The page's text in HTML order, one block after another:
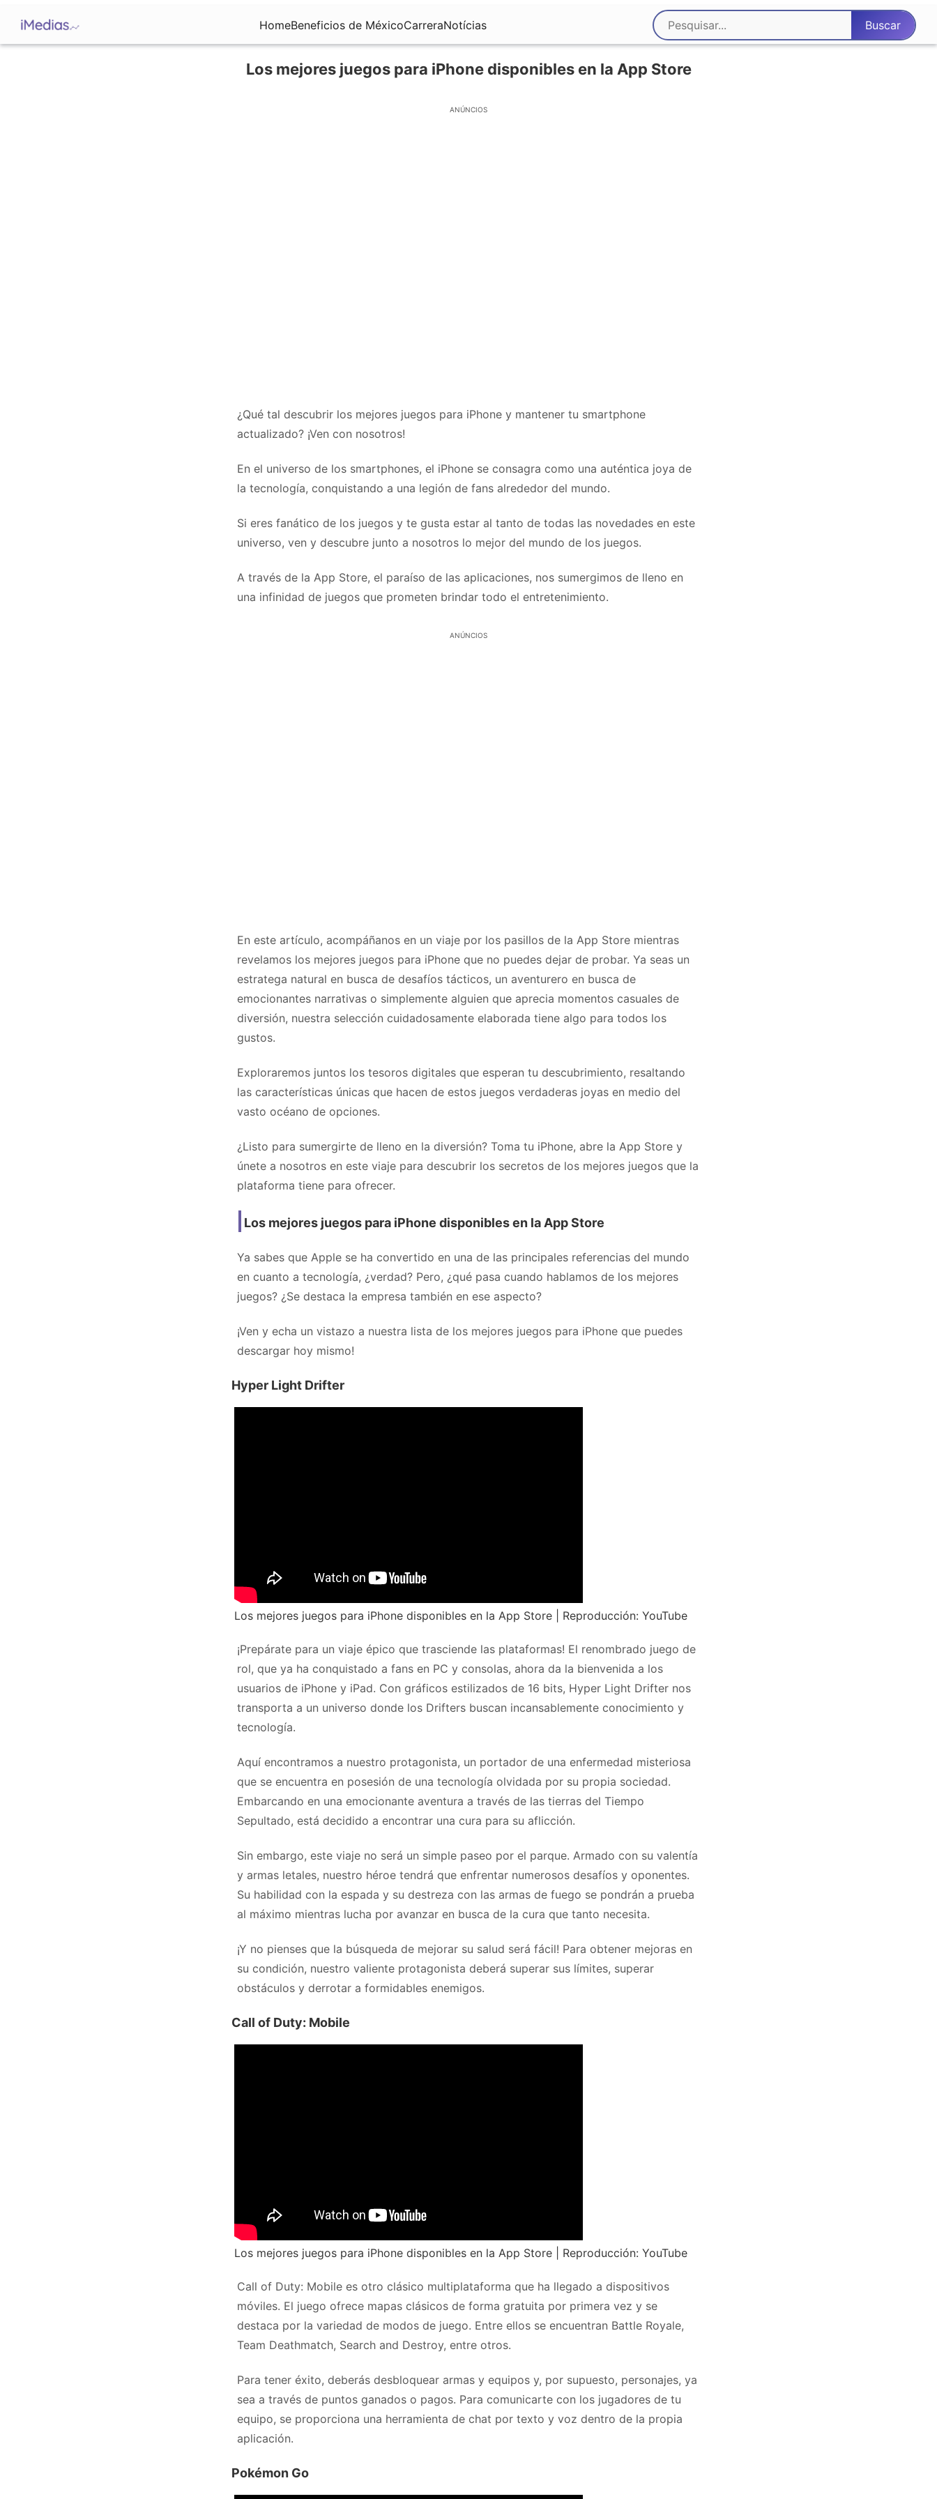
HomeBeneficios de MéxicoCarreraNotícias
Los mejores juegos para iPhone disponibles en la App Store
ANÚNCIOS
¿Qué tal descubrir los mejores juegos para iPhone y mantener tu smartphone
actualizado? ¡Ven con nosotros!
En el universo de los smartphones, el iPhone se consagra como una auténtica joya de
la tecnología, conquistando a una legión de fans alrededor del mundo.
Si eres fanático de los juegos y te gusta estar al tanto de todas las novedades en este
universo, ven y descubre junto a nosotros lo mejor del mundo de los juegos.
A través de la App Store, el paraíso de las aplicaciones, nos sumergimos de lleno en
una infinidad de juegos que prometen brindar todo el entretenimiento.
ANÚNCIOS
En este artículo, acompáñanos en un viaje por los pasillos de la App Store mientras
revelamos los mejores juegos para iPhone que no puedes dejar de probar. Ya seas un
estratega natural en busca de desafíos tácticos, un aventurero en busca de
emocionantes narrativas o simplemente alguien que aprecia momentos casuales de
diversión, nuestra selección cuidadosamente elaborada tiene algo para todos los
gustos.
Exploraremos juntos los tesoros digitales que esperan tu descubrimiento, resaltando
las características únicas que hacen de estos juegos verdaderas joyas en medio del
vasto océano de opciones.
¿Listo para sumergirte de lleno en la diversión? Toma tu iPhone, abre la App Store y
únete a nosotros en este viaje para descubrir los secretos de los mejores juegos que la
plataforma tiene para ofrecer.
Los mejores juegos para iPhone disponibles en la App Store
Ya sabes que Apple se ha convertido en una de las principales referencias del mundo
en cuanto a tecnología, ¿verdad? Pero, ¿qué pasa cuando hablamos de los mejores
juegos? ¿Se destaca la empresa también en ese aspecto?
¡Ven y echa un vistazo a nuestra lista de los mejores juegos para iPhone que puedes
descargar hoy mismo!
Hyper Light Drifter
Los mejores juegos para iPhone disponibles en la App Store | Reproducción: YouTube
¡Prepárate para un viaje épico que trasciende las plataformas! El renombrado juego de
rol, que ya ha conquistado a fans en PC y consolas, ahora da la bienvenida a los
usuarios de iPhone y iPad. Con gráficos estilizados de 16 bits, Hyper Light Drifter nos
transporta a un universo donde los Drifters buscan incansablemente conocimiento y
tecnología.
Aquí encontramos a nuestro protagonista, un portador de una enfermedad misteriosa
que se encuentra en posesión de una tecnología olvidada por su propia sociedad.
Embarcando en una emocionante aventura a través de las tierras del Tiempo
Sepultado, está decidido a encontrar una cura para su aflicción.
Sin embargo, este viaje no será un simple paseo por el parque. Armado con su valentía
y armas letales, nuestro héroe tendrá que enfrentar numerosos desafíos y oponentes.
Su habilidad con la espada y su destreza con las armas de fuego se pondrán a prueba
al máximo mientras lucha por avanzar en busca de la cura que tanto necesita.
¡Y no pienses que la búsqueda de mejorar su salud será fácil! Para obtener mejoras en
su condición, nuestro valiente protagonista deberá superar sus límites, superar
obstáculos y derrotar a formidables enemigos.
Call of Duty: Mobile
Los mejores juegos para iPhone disponibles en la App Store | Reproducción: YouTube
Call of Duty: Mobile es otro clásico multiplataforma que ha llegado a dispositivos
móviles. El juego ofrece mapas clásicos de forma gratuita por primera vez y se
destaca por la variedad de modos de juego. Entre ellos se encuentran Battle Royale,
Team Deathmatch, Search and Destroy, entre otros.
Para tener éxito, deberás desbloquear armas y equipos y, por supuesto, personajes, ya
sea a través de puntos ganados o pagos. Para comunicarte con los jugadores de tu
equipo, se proporciona una herramienta de chat por texto y voz dentro de la propia
aplicación.
Pokémon Go